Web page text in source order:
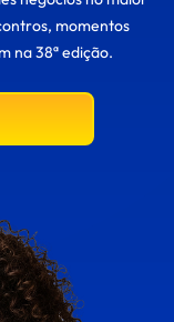
momentos
na 38ª edição.